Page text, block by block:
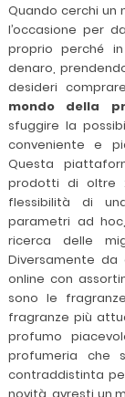
Quando cerchi un
l’occasione per
proprio perché
denaro,
desideri
mondo della
sfuggire la
conveniente e
Questa
prodotti di oltre
flessibilità di
parametri ad
ricerca delle
Diversamente
online con
sono le
fragranze più
profumo
profumeria che
contraddistinta
novità, avresti un